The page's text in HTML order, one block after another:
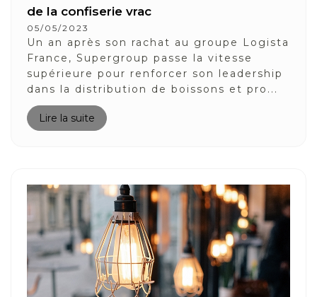
de la confiserie vrac
05/05/2023
Un an après son rachat au groupe Logista
France, Supergroup passe la vitesse
supérieure pour renforcer son leadership
dans la distribution de boissons et pro...
Lire la suite